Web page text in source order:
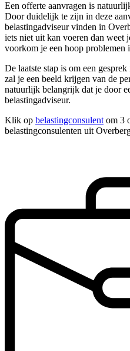
Een offerte aanvragen is
Door duidelijk te zijn in deze
belastingadviseur vinden in
iets niet uit kan voeren dan weet
voorkom je een hoop problemen
De laatste stap is om een
zal je een beeld krijgen van de
natuurlijk belangrijk dat je door
belastingadviseur.
Klik op belastingconsulent om 3
belastingconsulenten uit